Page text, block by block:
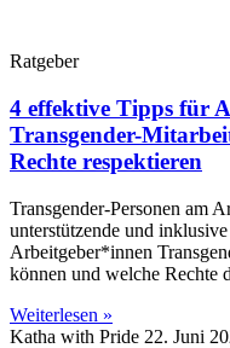
Ratgeber
4 effektive Tipps für
Transgender-
Rechte respektieren
Transgender-Personen am
unterstützende und
Arbeitgeber*innen
können und welche Rechte
Weiterlesen »
Katha with Pride 22. Juni